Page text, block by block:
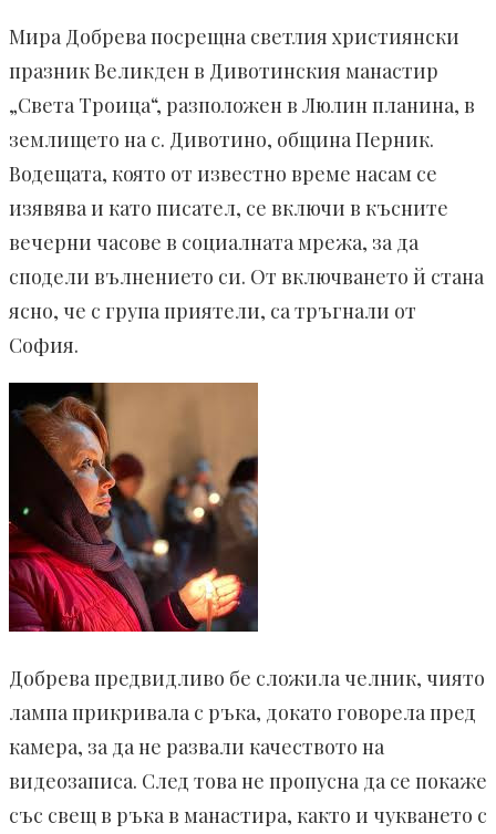
Мира Добрева посрещна светлия християнски
празник Великден в Дивотинския манастир
„Света Троица“, разположен в Люлин планина, в
землището на с. Дивотино, община Перник.
Водещата, която от известно време насам се
изявява и като писател, се включи в късните
вечерни часове в социалната мрежа, за да
сподели вълнението си. От включването й стана
ясно, че с група приятели, са тръгнали от
София.
Добрева предвидливо бе сложила челник, чиято
лампа прикривала с ръка, докато говорела пред
камера, за да не развали качеството на
видеозаписа. След това не пропусна да се покаже
със свещ в ръка в манастира, както и чукването с